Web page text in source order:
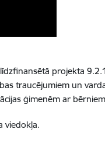
līdzfinansētā projekta
traucējumiem un
ģimenēm ar
viedokļa.